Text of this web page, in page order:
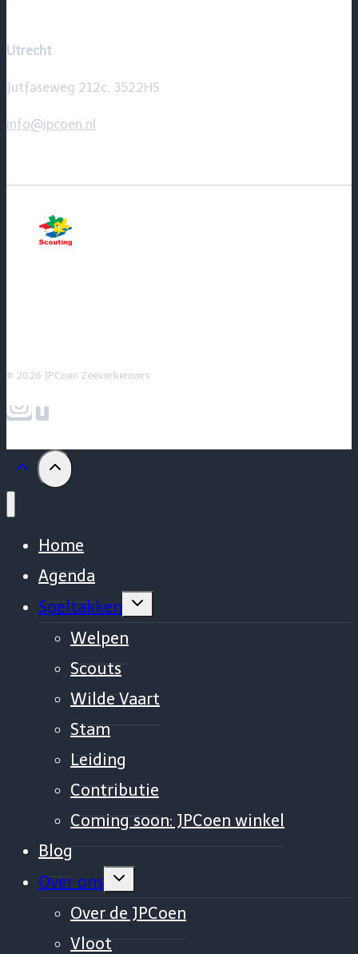
Utrecht
Jutfaseweg 212c, 3522HS
info@jpcoen.nl
© 2026 JPCoen Zeeverkenners
Home
Agenda
Speltakken
Vouw
uit
Welpen
Scouts
Wilde Vaart
Stam
Leiding
Contributie
Coming soon: JPCoen winkel
Blog
Over ons
Vouw
uit
Over de JPCoen
Vloot